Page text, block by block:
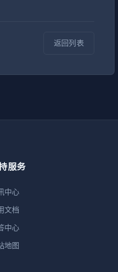
返回列表
服务
中心
文档
中心
地图